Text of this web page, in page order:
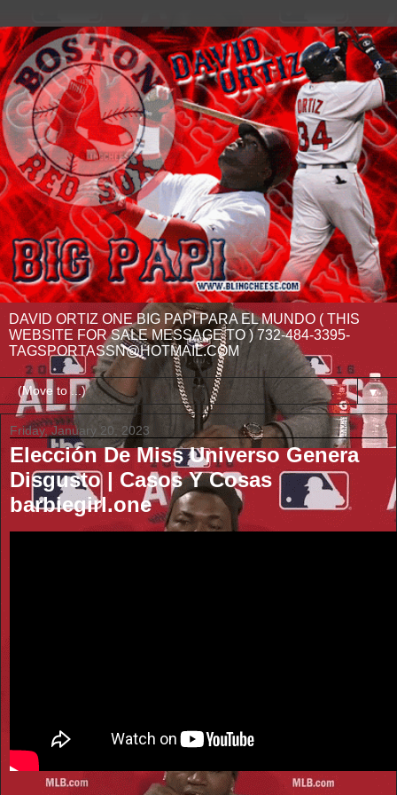
DAVID ORTIZ ONE BIG PAPI PARA EL MUNDO ( THIS
WEBSITE FOR SALE MESSAGE TO ) 732-484-3395-
TAGSPORTASSN@HOTMAIL.COM
▼
Friday, January 20, 2023
Elección De Miss Universo Genera
Disgusto | Casos Y Cosas
barbiegirl.one